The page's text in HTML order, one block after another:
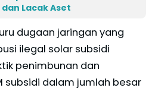
Lacak Aset
dugaan jaringan yang
ilegal solar subsidi
penimbunan dan
subsidi dalam jumlah besar